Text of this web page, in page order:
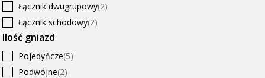
Łącznik dwugrupowy(2)
Łącznik schodowy(2)
Obudowa gniazda
Ilość gniazd
Pojedyńcze(5)
Podwójne(2)